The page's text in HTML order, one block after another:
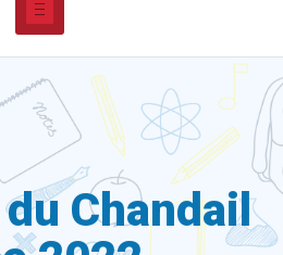
Chandail